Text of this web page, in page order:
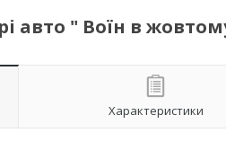
авто " Воїн в
Характеристики